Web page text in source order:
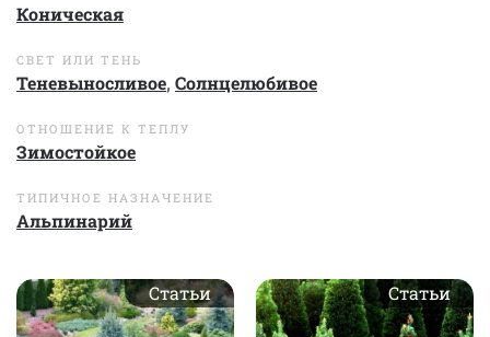
Коническая
СВЕТ ИЛИ ТЕНЬ
Теневыносливое, Солнцелюбивое
ОТНОШЕНИЕ К ТЕПЛУ
Зимостойкое
ТИПИЧНОЕ НАЗНАЧЕНИЕ
Альпинарий
Статьи Статьи